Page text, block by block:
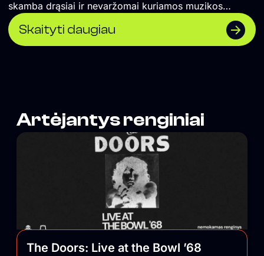
skamba drąsiai ir nevaržomai kuriamos muzikos
koncertai ir vakarėliai. Čia renkasi vilniečiai ir miesto
svečiai, savo vietą atranda įvairios miesto
bendruomenės. UTOPIJA palaiko maištingą miesto
Skaityti daugiau
Artėjantys renginiai
The Doors: Live at the Bowl ’68